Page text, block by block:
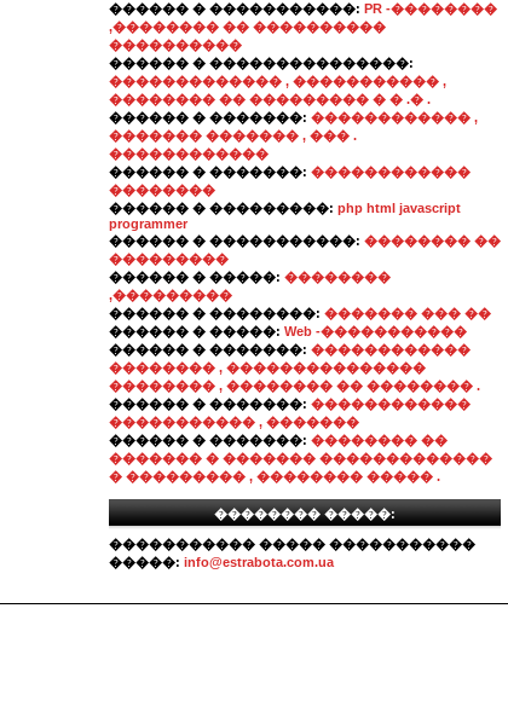
������ � �����������: PR -��������
,�������� �� ����������
����������
������ � ���������������:
������������� , ����������� ,
�������� �� ��������� � � .� .
������ � �������: ������������ ,
������� ������� , ��� .
������������
������ � �������: ������������
��������
������ � ���������: php html javascript
programmer
������ � �����������: �������� ��
���������
������ � �����: ��������
,���������
������ � ��������: ������� ��� ��
������ � �����: Web -�����������
������ � �������: ������������
�������� , ���������������
�������� , �������� �� �������� .
������ � �������: ������������
����������� , �������
������ � �������: �������� ��
������� � ������� �������������
� ��������� , �������� ����� .
�������� �����:
����������� ����� �����������
�����: info@estrabota.com.ua